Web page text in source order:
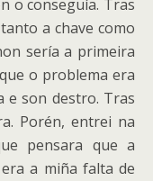
o conseguía. Tras
a chave como
sería a primeira
o problema era
e son destro. Tras
Porén, entrei na
pensara que a
a miña falta de